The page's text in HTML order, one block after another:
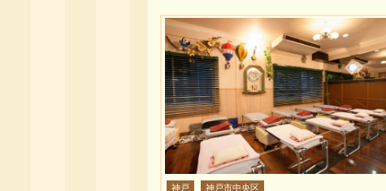
神戸 神戸市中央区